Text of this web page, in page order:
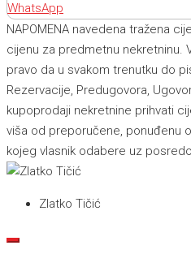
WhatsApp
NAPOMENA navedena tražena
cijenu za predmetnu nekretninu.
pravo da u svakom trenutku do
Rezervacije, Predugovora,
kupoprodaji nekretnine prihvati
viša od preporučene, ponuđenu
kojeg vlasnik odabere uz
Zlatko Tičić